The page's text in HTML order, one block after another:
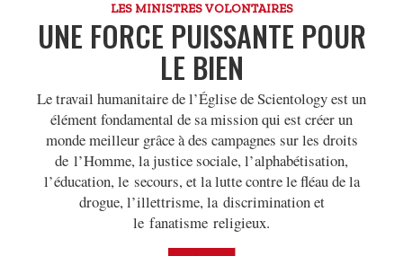
LES MINISTRES VOLONTAIRES
UNE FORCE PUISSANTE POUR
LE BIEN
Le travail humanitaire de l’Église de Scientology est un
élément fondamental de sa mission qui est créer un
monde meilleur grâce à des campagnes sur les droits
de l’Homme, la justice sociale, l’alphabétisation,
l’éducation, le secours, et la lutte contre le fléau de la
drogue, l’illettrisme, la discrimination et
le fanatisme religieux.